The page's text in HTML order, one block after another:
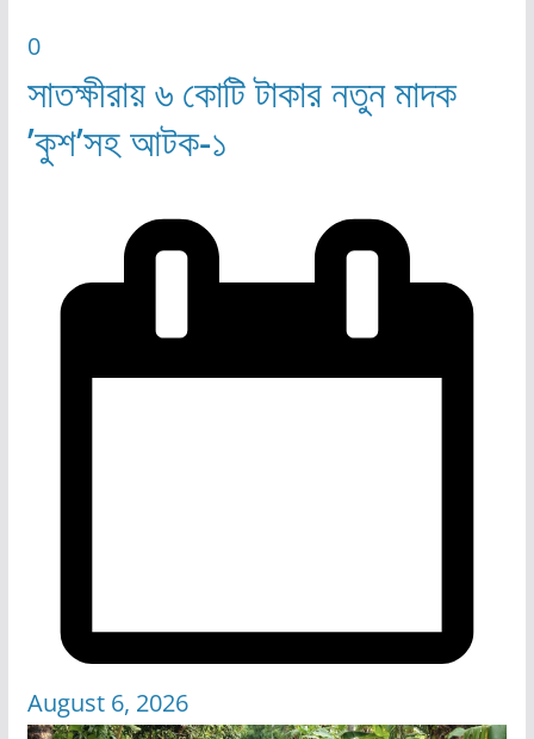
0
সাতক্ষীরায় ৬ কোটি টাকার নতুন মাদক
’কুশ’সহ আটক-১
August 6, 2026